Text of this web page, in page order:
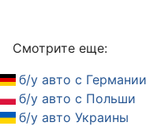
Смотрите еще:
б/у авто с Германии
б/у авто с Польши
б/у авто Украины